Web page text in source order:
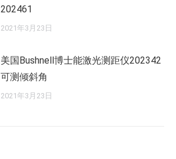
202461
2021年3月23日
美国Bushnell博士能激光测距仪202342
可测倾斜角
2021年3月23日